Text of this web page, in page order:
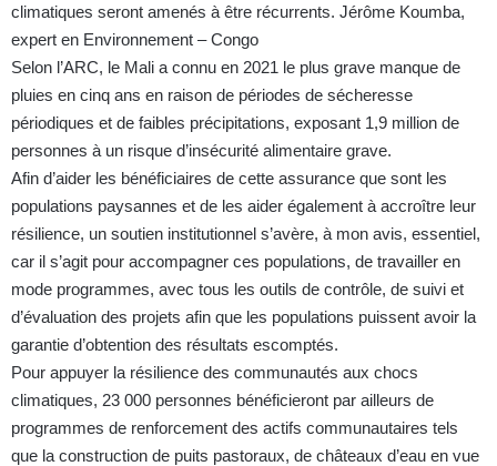
climatiques seront amenés à être récurrents. Jérôme Koumba,
expert en Environnement – Congo
Selon l’ARC, le Mali a connu en 2021 le plus grave manque de
pluies en cinq ans en raison de périodes de sécheresse
périodiques et de faibles précipitations, exposant 1,9 million de
personnes à un risque d’insécurité alimentaire grave.
Afin d’aider les bénéficiaires de cette assurance que sont les
populations paysannes et de les aider également à accroître leur
résilience, un soutien institutionnel s’avère, à mon avis, essentiel,
car il s’agit pour accompagner ces populations, de travailler en
mode programmes, avec tous les outils de contrôle, de suivi et
d’évaluation des projets afin que les populations puissent avoir la
garantie d’obtention des résultats escomptés.
Pour appuyer la résilience des communautés aux chocs
climatiques, 23 000 personnes bénéficieront par ailleurs de
programmes de renforcement des actifs communautaires tels
que la construction de puits pastoraux, de châteaux d’eau en vue